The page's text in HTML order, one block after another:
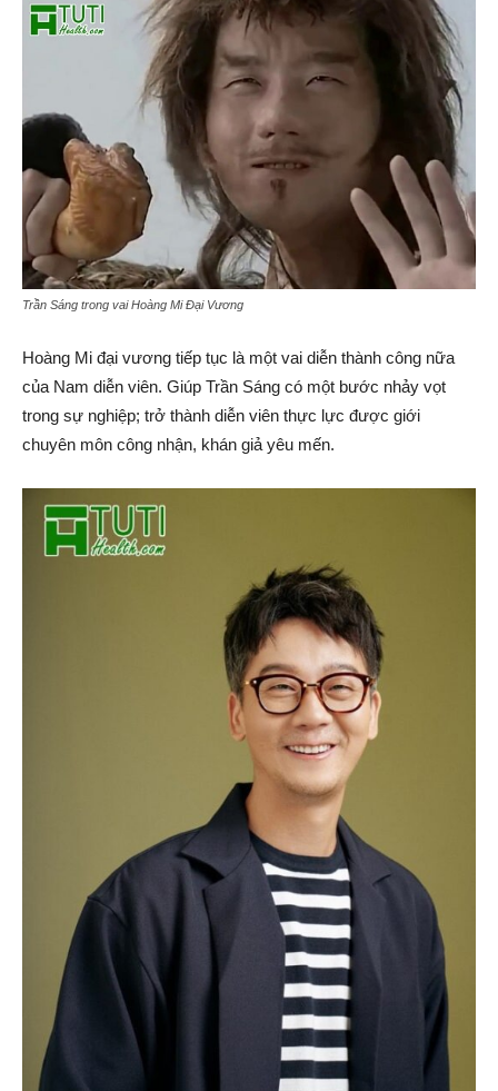
Trần Sáng trong vai Hoàng Mi Đại Vương
Hoàng Mi đại vương tiếp tục là một vai diễn thành công nữa
của Nam diễn viên. Giúp Trần Sáng có một bước nhảy vọt
trong sự nghiệp; trở thành diễn viên thực lực được giới
chuyên môn công nhận, khán giả yêu mến.